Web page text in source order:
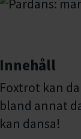
Innehåll
Foxtrot kan
bland annat
kan dansa!